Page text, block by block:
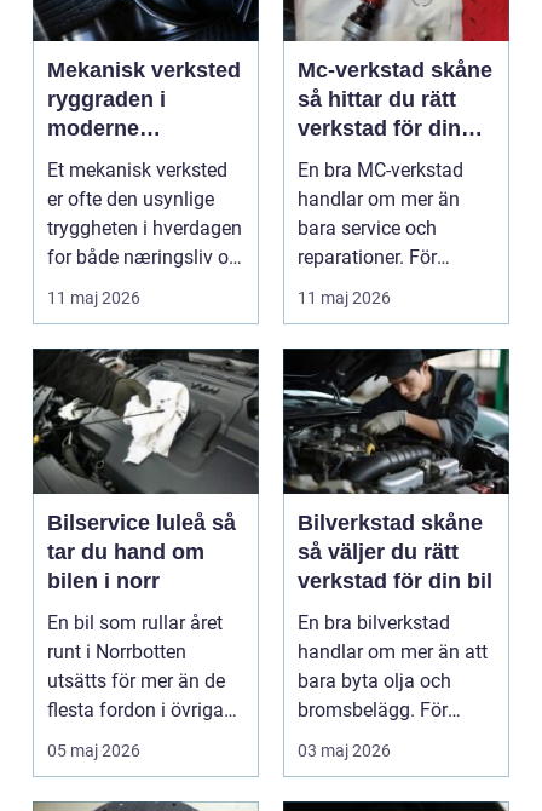
Mekanisk verksted
ryggraden i
moderne
maskinpark
Et mekanisk verksted
er ofte den usynlige
tryggheten i hverdagen
for både næringsliv og
privatperson...
11 maj 2026
Mc-verkstad skåne
så hittar du rätt
verkstad för din
motorcykel
En bra MC-verkstad
handlar om mer än
bara service och
reparationer. För
många förare i Skåne
är verk...
11 maj 2026
Bilservice luleå så
tar du hand om
bilen i norr
En bil som rullar året
runt i Norrbotten
utsätts för mer än de
flesta fordon i övriga
landet. Kyla, ...
05 maj 2026
Bilverkstad skåne
så väljer du rätt
verkstad för din bil
En bra bilverkstad
handlar om mer än att
bara byta olja och
bromsbelägg. För
många är bilen
avgörand...
03 maj 2026